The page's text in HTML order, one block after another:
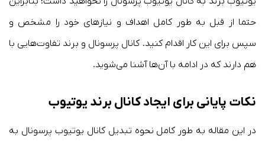
حتما از قبل به طور کامل اهداف و نیازهای خود را مشخص و
سپس برای این کار اقدام کنید. کانال پرسونال و برند تفاوت‌هایی با
هم دارند که در ادامه با آن‌ها آشنا می‌شوید.
نکات پایانی برای ایجاد کانال برند یوتیوب
در این مقاله به طور کامل نحوه تبدیل کانال یوتیوب پرسونال به